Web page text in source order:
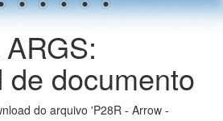
de documento
do arquivo 'P28R - Arrow -